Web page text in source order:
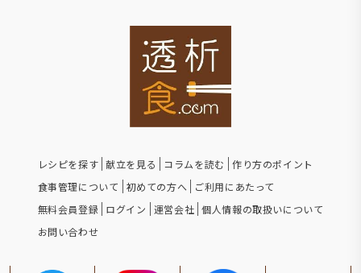
レシピを探す 献立を見る コラムを読む
作り方のポイント
食事管理について
初めての方へ
ご利用にあたって
無料会員登録 ログイン 運営会社 個人情報の取扱いについて
お問い合わせ